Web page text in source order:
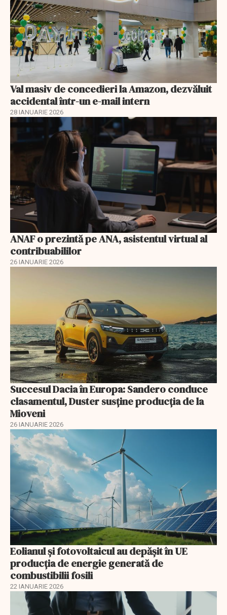
Val masiv de concedieri la Amazon, dezvăluit
accidental într-un e-mail intern
28 IANUARIE 2026
ANAF o prezintă pe ANA, asistentul virtual al
contribuabililor
26 IANUARIE 2026
Succesul Dacia în Europa: Sandero conduce
clasamentul, Duster susține producția de la
Mioveni
26 IANUARIE 2026
Eolianul și fotovoltaicul au depășit în UE
producția de energie generată de
combustibilii fosili
22 IANUARIE 2026